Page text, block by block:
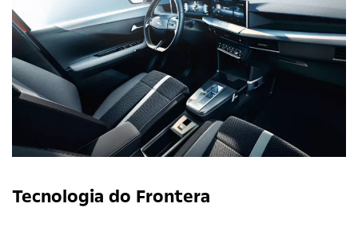
Tecnologia do Frontera